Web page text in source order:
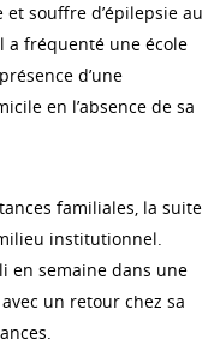
souffre d’épilepsie au
a fréquenté une école
d’une
en l’absence de sa
familiales, la suite
institutionnel.
en semaine dans une
un retour chez sa